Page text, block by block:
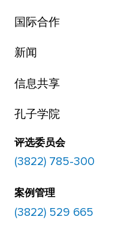
国际合作
新闻
信息共享
孔子学院
评选委员会
(3822) 785-300
案例管理
(3822) 529 665